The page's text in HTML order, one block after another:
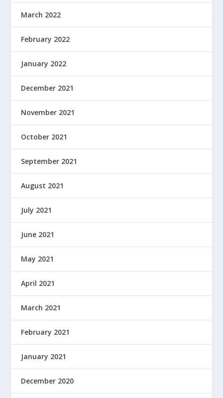
March 2022
February 2022
January 2022
December 2021
November 2021
October 2021
September 2021
August 2021
July 2021
June 2021
May 2021
April 2021
March 2021
February 2021
January 2021
December 2020